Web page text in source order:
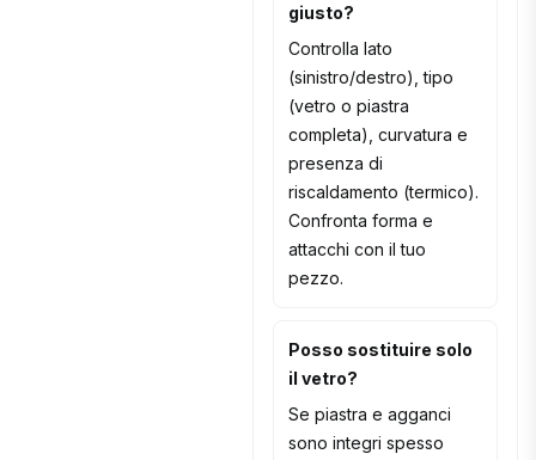
giusto?
Controlla lato
(sinistro/destro), tipo
(vetro o piastra
completa), curvatura e
presenza di
riscaldamento (termico).
Confronta forma e
attacchi con il tuo
pezzo.
Posso sostituire solo
il vetro?
Se piastra e agganci
sono integri spesso